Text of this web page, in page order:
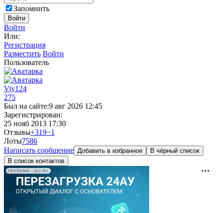
Запомнить
Войти
Войти
Или:
Регистрация
Разместить Войти
Пользователь
Viy124
275
Был на сайте:9 авг 2026 12:45
Зарегистрирован:
25 нояб 2013 17:30
Отзывы+319−1
Лоты7586
Написать сообщение Добавить в избранное
В чёрный список
В список контактов
РЕКЛАМА • AU.RU